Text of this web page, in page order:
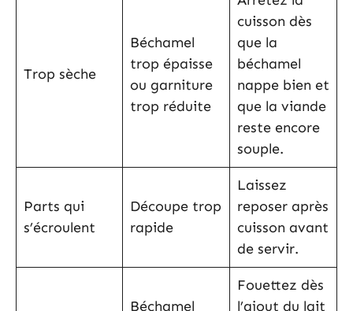
Trop sèche
Béchamel
trop épaisse
ou garniture
trop réduite
cuisson dès
que la
béchamel
nappe bien et
que la viande
reste encore
souple.
Parts qui
s’écroulent
Découpe trop
rapide
Laissez
reposer après
cuisson avant
de servir.
Béchamel
Fouettez dès
l’ajout du lait